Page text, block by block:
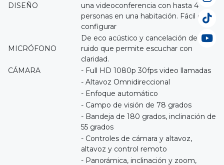
DISEÑO
una videoconferencia con hasta 4
personas en una habitación. Fácil de
configurar
MICRÓFONO
De eco acústico y cancelación de
ruido que permite escuchar con
claridad.
CÁMARA
- Full HD 1080p 30fps video llamadas
- Altavoz Omnidireccional
- Enfoque automático
- Campo de visión de 78 grados
- Bandeja de 180 grados, inclinación de
55 grados
- Controles de cámara y altavoz,
altavoz y control remoto
- Panorámica, inclinación y zoom,